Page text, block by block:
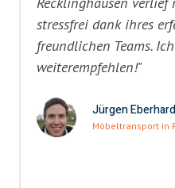
stressfrei dank ihres
freundlichen Teams.
weiterempfehlen!"
Jürgen
Möbeltransport in